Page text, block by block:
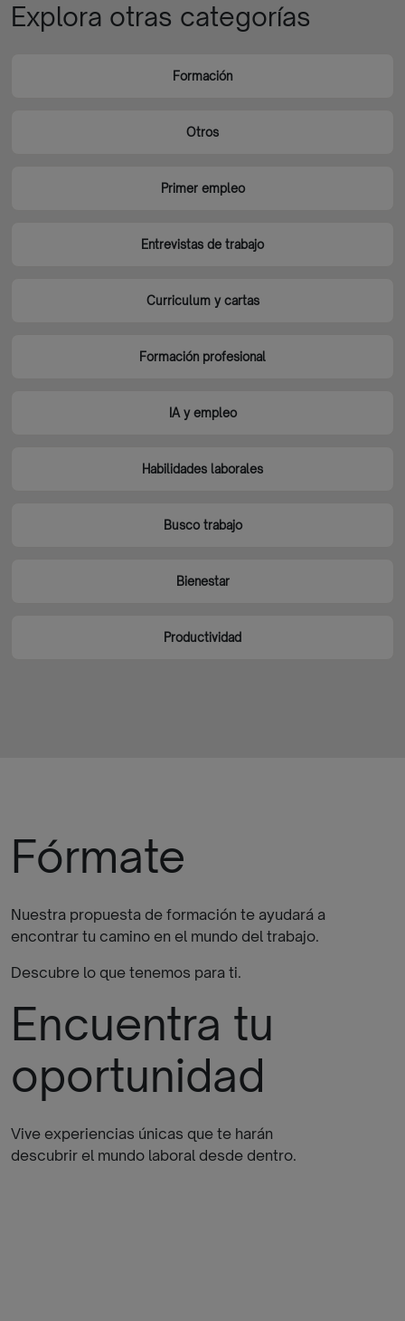
Explora otras categorías
Formación
Otros
Primer empleo
Entrevistas de trabajo
Curriculum y cartas
Formación profesional
IA y empleo
Habilidades laborales
Busco trabajo
Bienestar
Productividad
Fórmate
Nuestra propuesta de formación te ayudará a
encontrar tu camino en el mundo del trabajo.
Descubre lo que tenemos para ti.
Encuentra tu
oportunidad
Vive experiencias únicas que te harán
descubrir el mundo laboral desde dentro.